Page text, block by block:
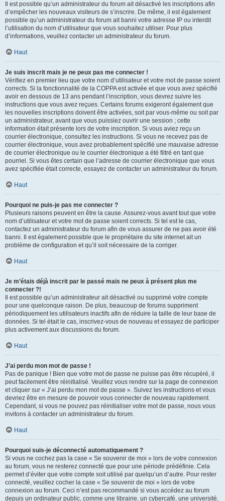
Il est possible qu’un administrateur du forum ait désactivé les inscriptions afin
d’empêcher les nouveaux visiteurs de s’inscrire. De même, il est également
possible qu’un administrateur du forum ait banni votre adresse IP ou interdit
l’utilisation du nom d’utilisateur que vous souhaitez utiliser. Pour plus
d’informations, veuillez contacter un administrateur du forum.
Haut
Je suis inscrit mais je ne peux pas me connecter !
Vérifiez en premier lieu que votre nom d’utilisateur et votre mot de passe soient
corrects. Si la fonctionnalité de la COPPA est activée et que vous avez spécifié
avoir en dessous de 13 ans pendant l’inscription, vous devrez suivre les
instructions que vous avez reçues. Certains forums exigeront également que
les nouvelles inscriptions doivent être activées, soit par vous-même ou soit par
un administrateur, avant que vous puissiez ouvrir une session ; cette
information était présente lors de votre inscription. Si vous aviez reçu un
courrier électronique, consultez les instructions. Si vous ne recevez pas de
courrier électronique, vous avez probablement spécifié une mauvaise adresse
de courrier électronique ou le courrier électronique a été filtré en tant que
pourriel. Si vous êtes certain que l’adresse de courrier électronique que vous
avez spécifiée était correcte, essayez de contacter un administrateur du forum.
Haut
Pourquoi ne puis-je pas me connecter ?
Plusieurs raisons peuvent en être la cause. Assurez-vous avant tout que votre
nom d’utilisateur et votre mot de passe soient corrects. Si tel est le cas,
contactez un administrateur du forum afin de vous assurer de ne pas avoir été
banni. Il est également possible que le propriétaire du site internet ait un
problème de configuration et qu’il soit nécessaire de la corriger.
Haut
Je m’étais déjà inscrit par le passé mais ne peux à présent plus me
connecter ?!
Il est possible qu’un administrateur ait désactivé ou supprimé votre compte
pour une quelconque raison. De plus, beaucoup de forums suppriment
périodiquement les utilisateurs inactifs afin de réduire la taille de leur base de
données. Si tel était le cas, inscrivez-vous de nouveau et essayez de participer
plus activement aux discussions du forum.
Haut
J’ai perdu mon mot de passe !
Pas de panique ! Bien que votre mot de passe ne puisse pas être récupéré, il
peut facilement être réinitialisé. Veuillez vous rendre sur la page de connexion
et cliquer sur « J’ai perdu mon mot de passe ». Suivez les instructions et vous
devriez être en mesure de pouvoir vous connecter de nouveau rapidement.
Cependant, si vous ne pouvez pas réinitialiser votre mot de passe, nous vous
invitons à contacter un administrateur du forum.
Haut
Pourquoi suis-je déconnecté automatiquement ?
Si vous ne cochez pas la case « Se souvenir de moi » lors de votre connexion
au forum, vous ne resterez connecté que pour une période prédéfinie. Cela
permet d’éviter que votre compte soit utilisé par quelqu’un d’autre. Pour rester
connecté, veuillez cocher la case « Se souvenir de moi » lors de votre
connexion au forum. Ceci n’est pas recommandé si vous accédez au forum
depuis un ordinateur public, comme une librairie, un cybercafé, une université,